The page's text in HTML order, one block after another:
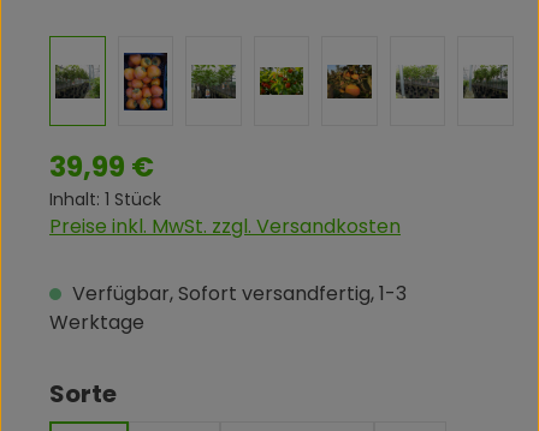
Regulärer Preis:
39,99 €
Inhalt: 1 Stück
Preise inkl. MwSt. zzgl. Versandkosten
Verfügbar, Sofort versandfertig, 1-3
Werktage
Sorteauswählen